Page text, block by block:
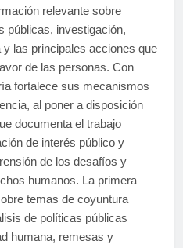
relevante sobre
públicas, investigación,
las principales acciones que
de las personas. Con
fortalece sus mecanismos
al poner a disposición
documenta el trabajo
de interés público y
de los desafíos y
humanos. La primera
temas de coyuntura
de políticas públicas
humana, remesas y